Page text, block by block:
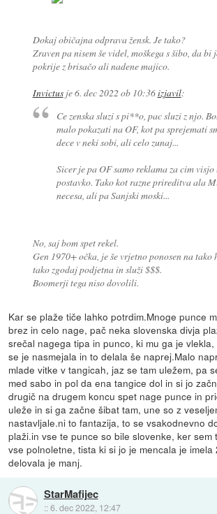
Dokaj običajna odprava žensk. Je tako?
Zraven pa nisem še videl, moškega s šibo, da bi
pokrije z brisačo ali nadene majico.
Invictusje6. dec 2022 ob 10:36izjavil:
Ce zenska sluzi s pi**o, pac sluzi z njo.
malo pokazati na OF, kot pa sprejemati
dece v neki sobi, ali celo zunaj...
Sicer je pa OF samo reklama za cim
postavko. Tako kot razne prireditva ala
necesa, ali pa Sanjski moski...
No, saj bom spet rekel.
Gen 1970+ očka, je še vrjetno ponosen na tako
tako zgodaj podjetna in služi $$$.
Boomerji tega niso dovolili.
Kar se plaže tiče lahko potrdim.Mnoge punce
brez in celo nage, pač neka slovenska divja
srečal nagega tipa in punco, ki mu ga je vlekla,
se je nasmejala in to delala še naprej.Malo
mlade vitke v tangicah, jaz se tam uležem, pa
med sabo in pol da ena tangice dol in si jo
drugič na drugem koncu spet nage punce in
uleže in si ga začne šibat tam, une so z
nastavljale.ni to fantazija, to se vsakodnevno
plaži.in vse te punce so bile slovenke, ker sem
vse polnoletne, tista ki si jo je mencala je
delovala je manj.
StarMafijec
::6. dec 2022, 12:47